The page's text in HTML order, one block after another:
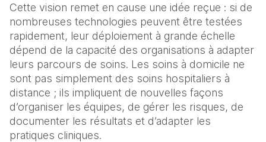
Cette vision remet en cause une idée reçue : si de
nombreuses technologies peuvent être testées
rapidement, leur déploiement à grande échelle
dépend de la capacité des organisations à adapter
leurs parcours de soins. Les soins à domicile ne
sont pas simplement des soins hospitaliers à
distance ; ils impliquent de nouvelles façons
d’organiser les équipes, de gérer les risques, de
documenter les résultats et d’adapter les
pratiques cliniques.